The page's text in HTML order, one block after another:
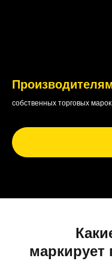
собственных торговых марок
маркирует